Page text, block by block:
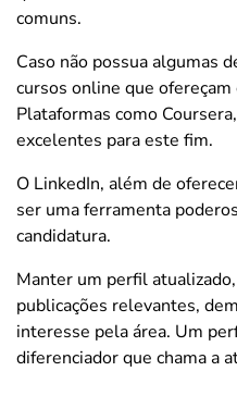
comuns.
Caso não possua algumas
cursos online que
Plataformas como
excelentes para este fim.
O LinkedIn, além de
ser uma ferramenta
candidatura.
Manter um perfil
publicações relevantes,
interesse pela área. Um
diferenciador que chama a